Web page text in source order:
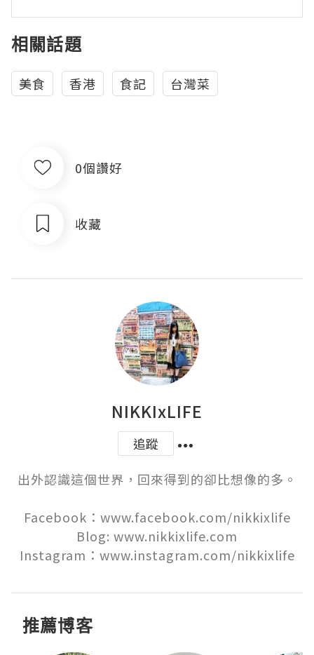
相關話題
美食 香港 食記 台灣菜
0個讚好
收藏
NIKKIxLIFE
追蹤
出外認識這個世界，回來得到的卻比想像的多。
Facebook：www.facebook.com/nikkixlife
Blog: www.nikkixlife.com
Instagram：www.instagram.com/nikkixlife
推薦博客